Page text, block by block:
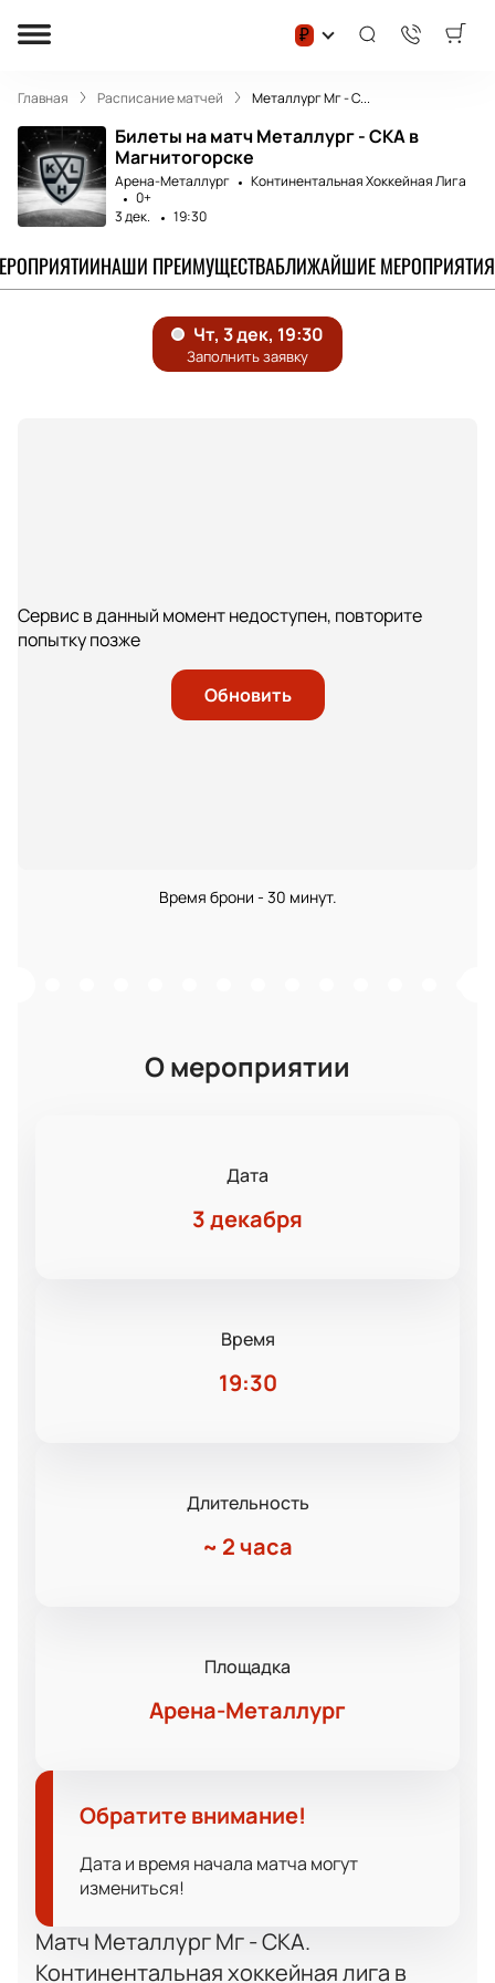
₽
Главная Расписание матчей Металлург Мг - С...
Билеты на матч Металлург - СКА в
Магнитогорске
Арена-Металлург
Континентальная Хоккейная Лига
0+
3 дек.
19:30
НАШИ ПРЕИМУЩЕСТВАБЛИЖАЙШИЕ МЕРОПРИЯТИЯ
Сервис в данный момент недоступен, повторите
попытку позже
Обновить
Время брони - 30 минут.
О мероприятии
Дата
3 декабря
Время
19:30
Длительность
~ 2 часа
Площадка
Арена-Металлург
Обратите внимание!
Дата и время начала матча могут
измениться!
Матч Металлург Мг - СКА.
Континентальная хоккейная лига в